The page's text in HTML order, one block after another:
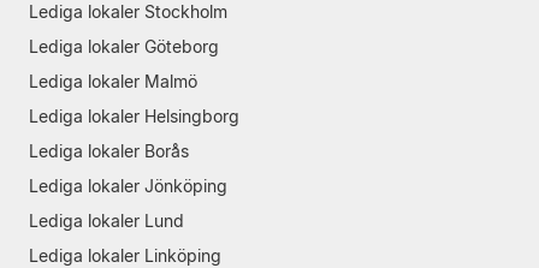
Lediga lokaler Stockholm
Lediga lokaler Göteborg
Lediga lokaler Malmö
Lediga lokaler Helsingborg
Lediga lokaler Borås
Lediga lokaler Jönköping
Lediga lokaler Lund
Lediga lokaler Linköping